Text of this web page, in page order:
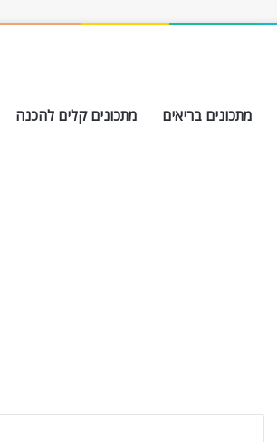
מתכונים בריאים מתכונים קלים להכנה